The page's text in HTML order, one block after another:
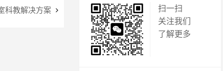
科教解决方案
扫一扫
关注我们
了解更多